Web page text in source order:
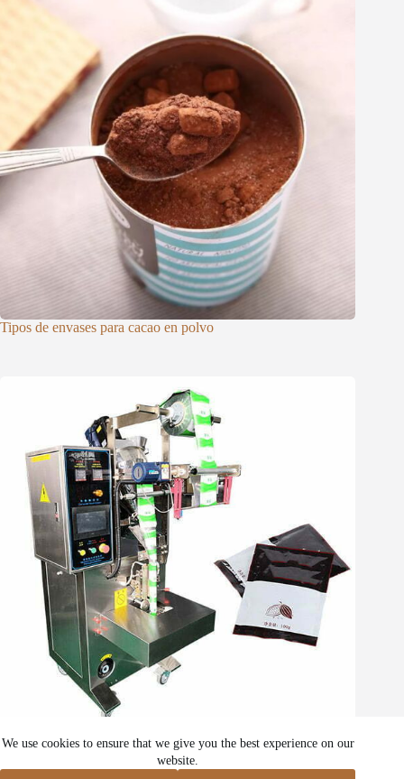
We use cookies to ensure that we give you the best experience on our
website.
Tipos de envases para cacao en polvo
Máquina envasadora de cacao en polvo